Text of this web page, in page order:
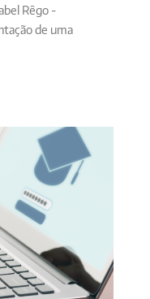
Rêgo -
de uma